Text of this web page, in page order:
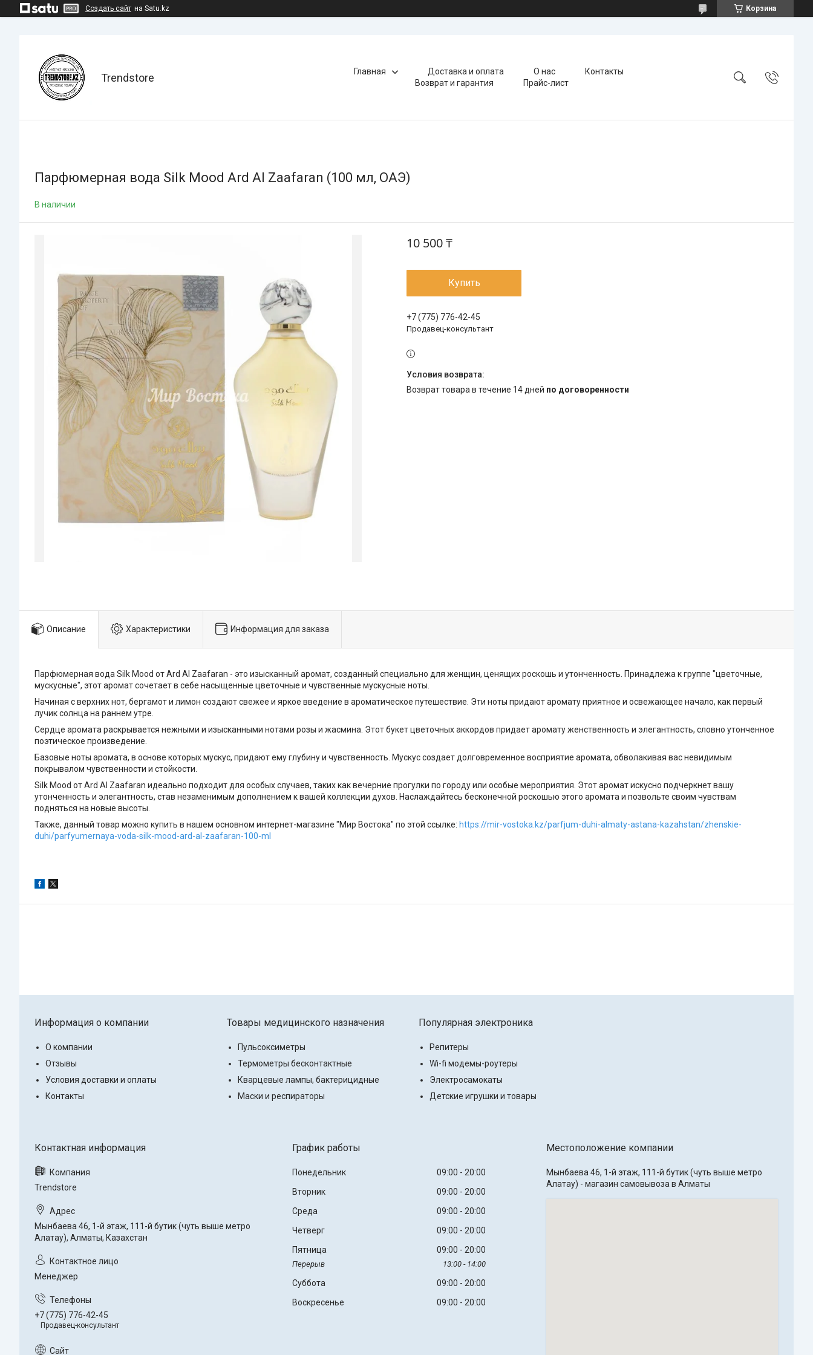
Создать сайт на Satu.kz Корзина
Trendstore Главная Доставка и оплата О нас
Контакты
Возврат и гарантия
Прайс-лист
Парфюмерная вода Silk Mood Ard Al Zaafaran (100 мл, ОАЭ)
В наличии
10 500 ₸
Купить
+7 (775) 776-42-45
Продавец-консультант
возврат товара в течение 14 дней по договоренности
Описание Характеристики Информация для заказа
Парфюмерная вода Silk Mood от Ard Al Zaafaran - это изысканный аромат, созданный специально для женщин, ценящих роскошь и утонченность. Принадлежа к группе "цветочные,
мускусные", этот аромат сочетает в себе насыщенные цветочные и чувственные мускусные ноты.
Начиная с верхних нот, бергамот и лимон создают свежее и яркое введение в ароматическое путешествие. Эти ноты придают аромату приятное и освежающее начало, как первый
лучик солнца на раннем утре.
Сердце аромата раскрывается нежными и изысканными нотами розы и жасмина. Этот букет цветочных аккордов придает аромату женственность и элегантность, словно утонченное
поэтическое произведение.
Базовые ноты аромата, в основе которых мускус, придают ему глубину и чувственность. Мускус создает долговременное восприятие аромата, обволакивая вас невидимым
покрывалом чувственности и стойкости.
Silk Mood от Ard Al Zaafaran идеально подходит для особых случаев, таких как вечерние прогулки по городу или особые мероприятия. Этот аромат искусно подчеркнет вашу
утонченность и элегантность, став незаменимым дополнением к вашей коллекции духов. Наслаждайтесь бесконечной роскошью этого аромата и позвольте своим чувствам
подняться на новые высоты.
Также, данный товар можно купить в нашем основном интернет-магазине "Мир Востока" по этой ссылке: https://mir-vostoka.kz/parfjum-duhi-almaty-astana-kazahstan/zhenskie-
duhi/parfyumernaya-voda-silk-mood-ard-al-zaafaran-100-ml
Информация о компании
О компании
Отзывы
Условия доставки и оплаты
Контакты
Товары медицинского назначения
Пульсоксиметры
Термометры бесконтактные
Кварцевые лампы, бактерицидные
Маски и респираторы
Популярная электроника
Репитеры
Wi-fi модемы-роутеры
Электросамокаты
Детские игрушки и товары
Trendstore
Мынбаева 46, 1-й этаж, 111-й бутик (чуть выше метро
Алатау), Алматы, Казахстан
Менеджер
+7 (775) 776-42-45
Продавец-консультант
График работы
Понедельник 09:00
20:00
Вторник
09:00
20:00
Среда
09:00
20:00
Четверг
09:00
20:00
Пятница
09:00 20:00
13:00 14:00
Суббота 09:00
20:00
Воскресенье
09:00 20:00
Местоположение компании
Мынбаева 46, 1-й этаж, 111-й бутик (чуть выше метро
Алатау) - магазин самовывоза в Алматы